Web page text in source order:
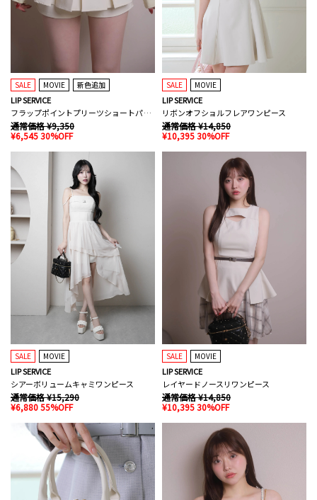
SALE MOVIE 新色追加
LIP SERVICE
フラップポイントプリーツショートパンツ
通常価格 ¥9,350
¥6,545 30%OFF
SALE MOVIE
LIP SERVICE
リボンオフショルフレアワンピース
通常価格 ¥14,850
¥10,395 30%OFF
SALE MOVIE
LIP SERVICE
シアーボリュームキャミワンピース
通常価格 ¥15,290
¥6,880 55%OFF
SALE MOVIE
LIP SERVICE
レイヤードノースリワンピース
通常価格 ¥14,850
¥10,395 30%OFF